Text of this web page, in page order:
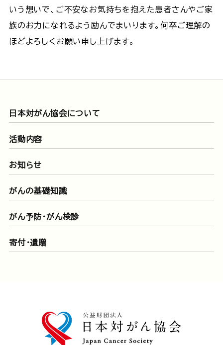
いう想いで、ご不安なお気持ちを抱えた患者さんやご家
族のお力になれるよう励んでまいります。何卒ご理解の
ほどよろしくお願い申し上げます。
日本対がん協会について
活動内容
お知らせ
がんの基礎知識
がん予防・がん検診
寄付・遺贈